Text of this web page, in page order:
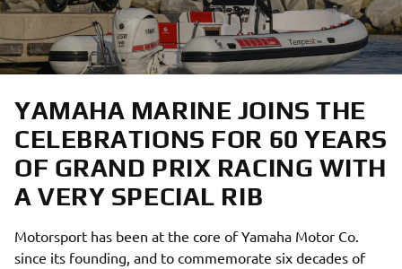
YAMAHA MARINE JOINS THE
CELEBRATIONS FOR 60 YEARS
OF GRAND PRIX RACING WITH
A VERY SPECIAL RIB
Motorsport has been at the core of Yamaha Motor Co.
since its founding, and to commemorate six decades of